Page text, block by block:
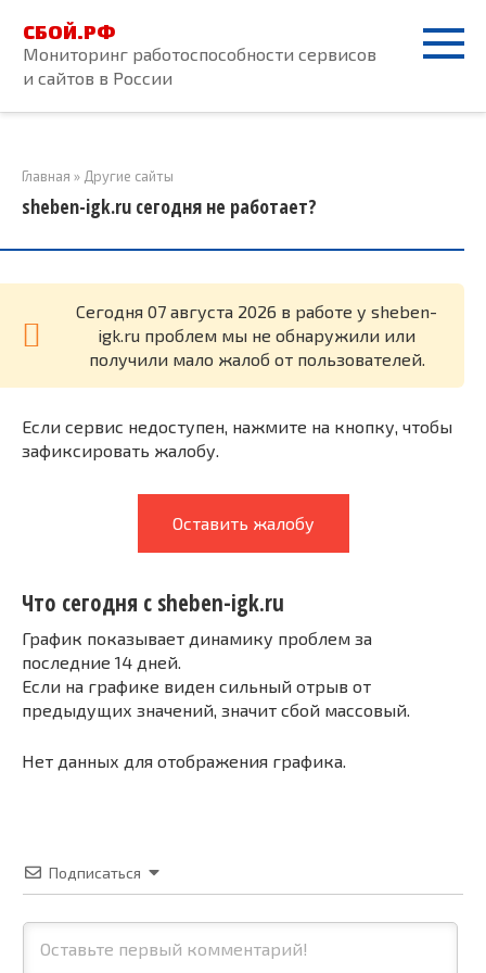
контенту
СБОЙ.РФ
Мониторинг работоспособности сервисов
и сайтов в России
Главная » Другие сайты
sheben-igk.ru сегодня не работает?
Cегодня 07 августа 2026 в работе у sheben-
igk.ru проблем мы не обнаружили или
получили мало жалоб от пользователей.
Если сервис недоступен, нажмите на кнопку, чтобы
зафиксировать жалобу.
Оставить жалобу
Что сегодня с sheben-igk.ru
График показывает динамику проблем за
последние 14 дней.
Если на графике виден сильный отрыв от
предыдущих значений, значит сбой массовый.
Нет данных для отображения графика.
Подписаться